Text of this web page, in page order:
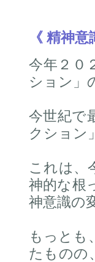
《 精神
今年２０
ション」
今世紀で
クション
これは、
神的な根
神意識の
もっとも
たものの